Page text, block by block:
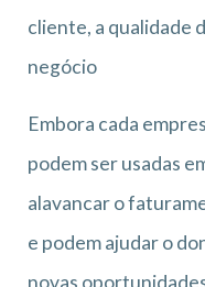
cliente, a qualidade
negócio
Embora cada
podem ser usadas
alavancar o
e podem ajudar o
novas